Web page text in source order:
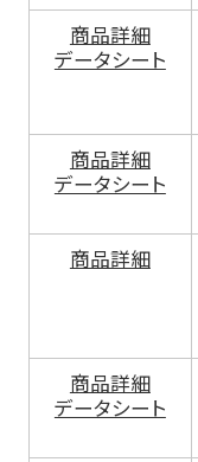
商品詳細
データシート
商品詳細
データシート
商品詳細
商品詳細
データシート